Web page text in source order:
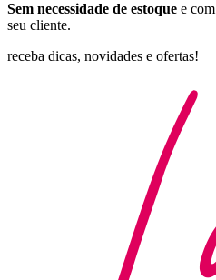
Sem necessidade de estoque e com
seu cliente.
receba dicas, novidades e ofertas!